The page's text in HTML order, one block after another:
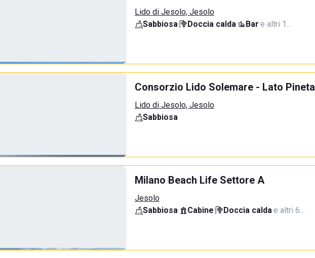
Lido di Jesolo, Jesolo
Sabbiosa· Doccia calda· Bar·e altri 1…
Consorzio Lido Solemare - Lato Pineta
Lido di Jesolo, Jesolo
Sabbiosa
Milano Beach Life Settore A
Jesolo
Sabbiosa· Cabine· Doccia calda·e altri 6…